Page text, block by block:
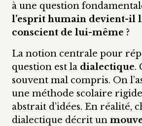
à une question
l’esprit humain devient-il
conscient de lui-même ?
La notion centrale pour
question est la dialectique.
souvent mal compris. On
une méthode scolaire
abstrait d’idées. En réalité,
dialectique décrit un